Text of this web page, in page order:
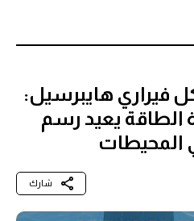
فيراري هايبرسيل:
الطاقة يعيد رسم
المحيطات
شارك